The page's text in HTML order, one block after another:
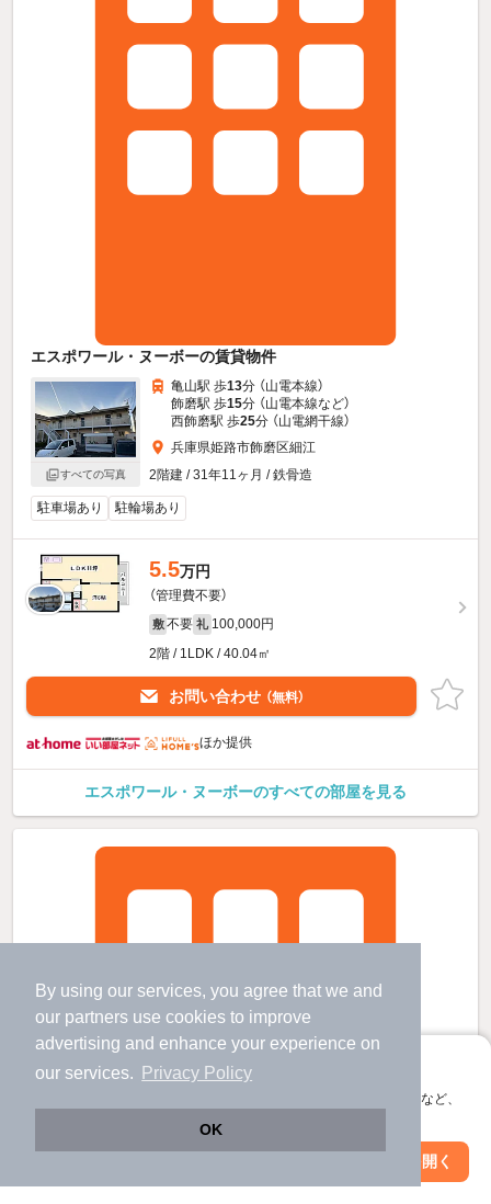
By using our services, you agree that we and
our partners use cookies to improve
advertising and enhance your experience on
our services.
Privacy Policy
OK
アプリに切り替えて、サクサクお部屋探し
会員登録なしですぐ使える。マップ検索やお気に入り保存など、
アプリを開く
エスポワール・ヌーボーの賃貸物件
すべての写真
亀山駅 歩13分 （山電本線）
飾磨駅 歩15分 （山電本線など）
西飾磨駅 歩25分 （山電網干線）
兵庫県姫路市飾磨区細江
2階建 / 31年11ヶ月 / 鉄骨造
駐車場あり 駐輪場あり
5.5万円
（管理費不要）
敷 不要 礼 100,000円
2階 / 1LDK / 40.04㎡
お問い合わせ （無料）
ほか提供
エスポワール・ヌーボーのすべての部屋を見る
絞り込み条件を変更